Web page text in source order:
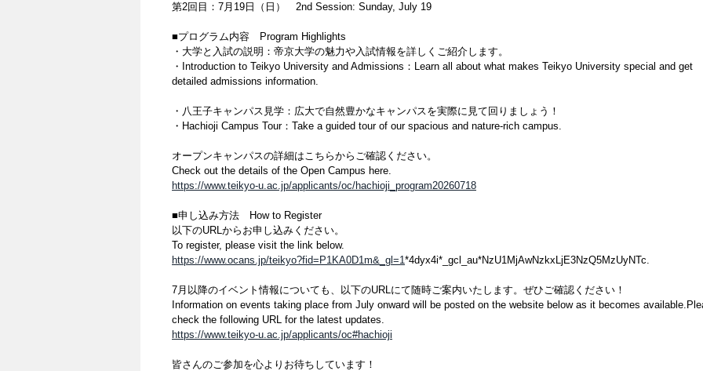
第2回目：7月19日（日） 2nd Session: Sunday, July 19​
■プログラム内容 Program Highlights​
・大学と入試の説明：帝京大学の魅力や入試情報を詳しくご紹介します。​
・Introduction to Teikyo University and Admissions：Learn all about what makes Teikyo University special and get
detailed admissions information.​
・八王子キャンパス見学：広大で自然豊かなキャンパスを実際に見て回りましょう！​
・Hachioji Campus Tour：Take a guided tour of our spacious and nature-rich campus.​
オープンキャンパスの詳細はこちらからご確認ください。​
Check out the details of the Open Campus here.​
https://www.teikyo-u.ac.jp/applicants/oc/hachioji_program20260718
​■申し込み方法 How to Register​
以下のURLからお申し込みください。
To register, please visit the link below.
https://www.ocans.jp/teikyo?fid=P1KA0D1m&_gl=1*4dyx4i*_gcl_au*NzU1MjAwNzkxLjE3NzQ5MzUyNTc.
7月以降のイベント情報についても、以下のURLにて随時ご案内いたします。ぜひご確認ください！
Information on events taking place from July onward will be posted on the website below as it becomes
check the following URL for the latest updates.
https://www.teikyo-u.ac.jp/applicants/oc#hachioji
皆さんのご参加を心よりお待ちしています！​